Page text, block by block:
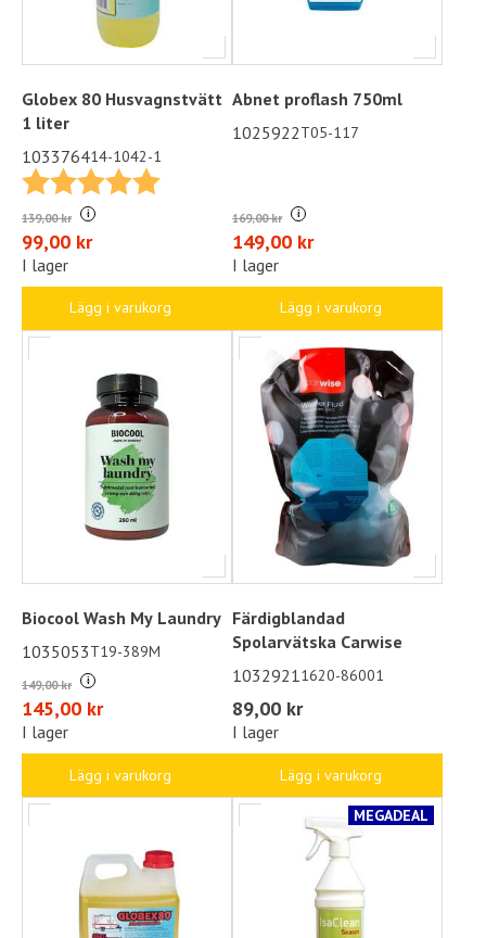
Globex 80 Husvagnstvätt
1 liter
103376414-1042-1
Betyg: 5.0 utav 5 stjärnor
139,00 kr i
99,00 kr
I lager
Lägg i varukorg
Abnet proflash 750ml
1025922T05-117
169,00 kr i
149,00 kr
I lager
Lägg i varukorg
Biocool Wash My Laundry
1035053T19-389M
149,00 kr i
145,00 kr
I lager
Lägg i varukorg
Färdigblandad
Spolarvätska Carwise
10329211620-86001
89,00 kr
I lager
Lägg i varukorg
MEGADEAL